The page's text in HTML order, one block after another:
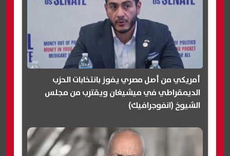
أمريكي من أصل مصري يفوز بانتخابات الحزب
الديمقراطي في ميشيغان ويقترب من مجلس
الشيوخ (انفوجرافيك)